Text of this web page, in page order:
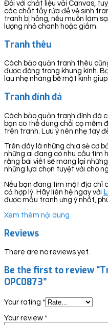
Đối với chất liệu vải Canvas,
các chất tẩy rửa để vệ sinh
tranh bị hỏng, nếu muốn làm
lượng nhỏ chanh hoặc giấm.
Tranh thêu
Cách bảo quản tranh thêu
được đóng trong khung kính.
lau nhẹ nhàng bề mặt kính
Tranh đính đá
Cách bảo quản tranh đính đá
bạn có thể dùng chổi cọ mềm
trên tranh. Lưu ý nên nhẹ tay
Trên đây là những chia sẻ cơ
những ai đang có nhu cầu tìm
rằng bài viết sẽ mang lại
những lựa chọn tuyệt vời cho
Nếu bạn đang tìm một địa chỉ
cả hợp lý. Hãy liên hệ ngay với
được mẫu tranh ưng ý nhất,
Xem thêm nội dung
Reviews
There are no reviews yet.
Be the first to review
OPC0873”
Your rating *
Your review *